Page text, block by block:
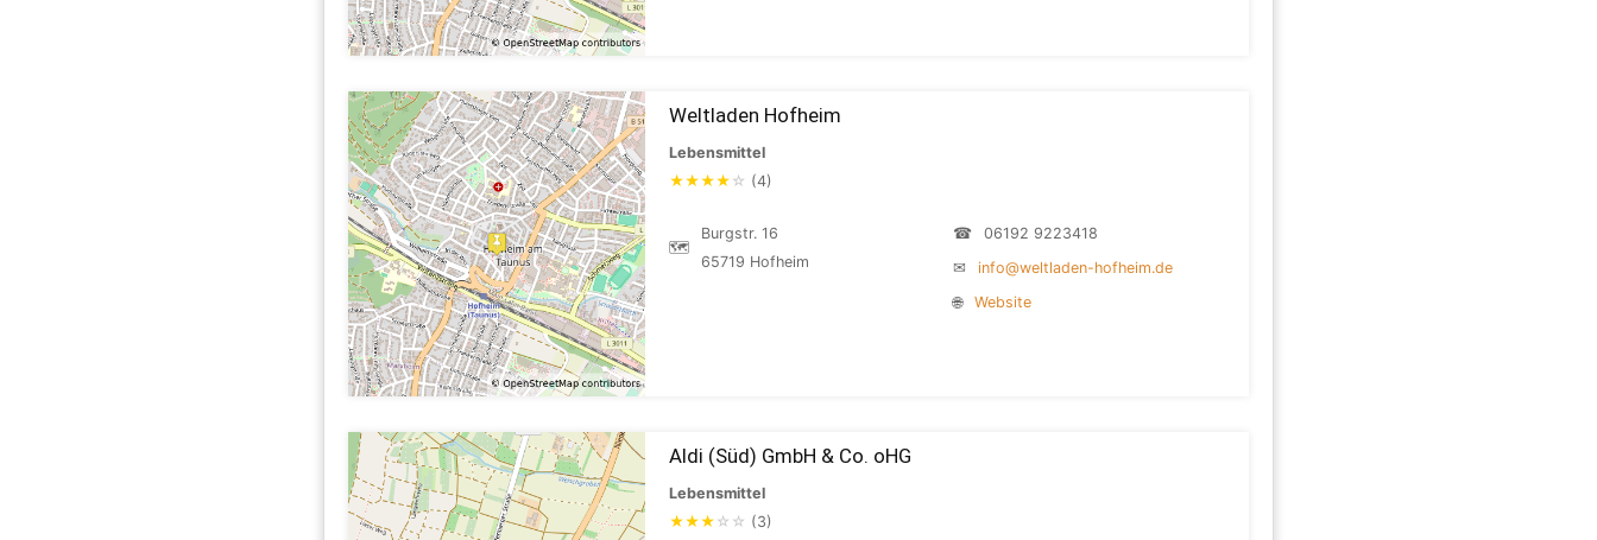
Weltladen Hofheim
Lebensmittel
★★★★ ☆ (4)
🗺
Burgstr. 16
65719 Hofheim
☎
06192 9223418
✉
info@weltladen-hofheim.de
🌐
Website
Aldi (Süd) GmbH & Co. oHG
Lebensmittel
★★★ ☆ ☆ (3)